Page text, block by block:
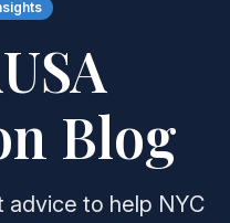
Blog
advice to help NYC